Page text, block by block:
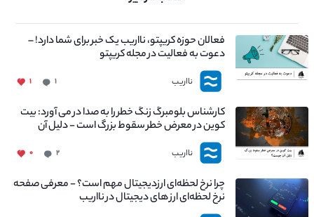
فعالان حوزه کریپتو، نااریب یک خبر برای شما دارد! –
دعوت به فعالیت در مجله کریپتو
نااریب ۱ ۱
کارشناس بلومبرگ زنگ خطر را به صدا در می آورد: بیت
کوین در معرض خطر سقوط بزرگ است - دلیل آن
چیست؟
نااریب ۲ ۰
چرا نرخ لحظه‌ای ارزدیجیتال مهم است؟ - معرفی صفحه
نرخ لحظه‌ای ارز های دیجیتال در نااریب